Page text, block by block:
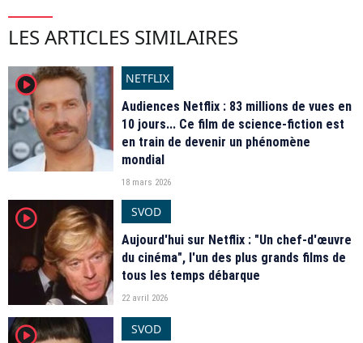
LES ARTICLES SIMILAIRES
player2
NETFLIX
Audiences Netflix : 83 millions de vues en
10 jours... Ce film de science-fiction est
en train de devenir un phénomène
mondial
18 mars 2026
player2
SVOD
Aujourd'hui sur Netflix : "Un chef-d'œuvre
du cinéma", l'un des plus grands films de
tous les temps débarque
22 avril 2026
player2
SVOD